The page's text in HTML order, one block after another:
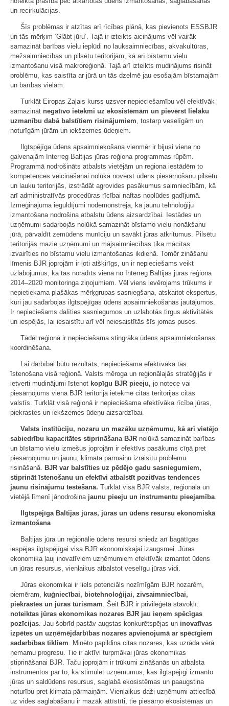
un recirkulācijas.
Šīs problēmas ir atzītas arī rīcības plānā, kas pievienots ESSBJR
un tās mērķim ‘Glābt jūru’. Tajā ir izteikts aicinājums vēl vairāk
samazināt barības vielu ieplūdi no lauksaimniecības, akvakultūras,
mežsaimniecības un pilsētu teritorijām, kā arī bīstamu vielu
izmantošanu visā makroreģionā. Tajā arī izteikts mudinājums risināt
problēmu, kas saistīta ar jūrā un tās dzelmē jau esošajām bīstamajām
un barības vielām.
Turklāt Eiropas Zaļais kurss uzsver nepieciešamību vēl efektīvāk
samazināt negatīvo ietekmi uz ekosistēmām un pievērst lielāku
uzmanību dabā balstītiem risinājumiem, tostarp veselīgām un
noturīgām jūrām un iekšzemes ūdeņiem.
Ilgtspējīga ūdens apsaimniekošana vienmēr ir bijusi viena no
galvenajām Interreg Baltijas jūras reģiona programmas rūpēm.
Programmā nodrošināts atbalsts vietējām un reģiona iestādēm to
kompetences veicināšanai nolūkā novērst ūdens piesārņošanu pilsētu
un lauku teritorijās, izstrādāt agrovides pasākumus saimniecībām, kā
arī administratīvās procedūras rīcībai naftas noplūdes gadījumā.
Izmēģinājuma ieguldījumi nodemonstrēja, kā jaunu tehnoloģiju
izmantošana nodrošina atbalstu ūdens aizsardzībai. Iestādes un
uzņēmumi sadarbojās nolūkā samazināt bīstamo vielu nonākšanu
jūrā, pārvaldīt zemūdens munīciju un savākt jūras atkritumus. Pilsētu
teritorijās mazie uzņēmumi un mājsaimniecības tika mācītas
izvairīties no bīstamu vielu izmantošanas ikdienā. Tomēr zināšanu
līmenis BJR joprojām ir ļoti atšķirīgs, un ir nepieciešams veikt
uzlabojumus, kā tas norādīts vienā no Interreg Baltijas jūras reģiona
2014–2020 monitoringa ziņojumiem. Vēl viens ievērojams trūkums ir
nepietiekama plašākas mērķgrupas sasniegšana, atskaitot ekspertus,
kuri jau sadarbojas ilgtspējīgas ūdens apsaimniekošanas jautājumos.
Ir nepieciešams dalīties sasniegumos un uzlabotās tirgus aktivitātēs
un iespējās, lai iesaistītu arī vēl neiesaistītās šīs jomas puses.
Tādēļ reģionā ir nepieciešama stingrāka ūdens apsaimniekošanas
koordinēšana.
Lai darbībai būtu rezultāts, nepieciešama efektīvāka tās
īstenošana visā reģionā. Valsts mēroga un reģionālajās stratēģijās ir
ietverti mudinājumi īstenot kopīgu BJR pieeju, jo notece vai
piesārņojums vienā BJR teritorijā ietekmē citas teritorijas citās
valstīs. Turklāt visā reģionā ir nepieciešama efektīvāka rīcība jūras,
piekrastes un iekšzemes ūdeņu aizsardzībai.
Valsts institūciju, nozaru un mazāku uzņēmumu, kā arī vietējo
sabiedrību kapacitātes stiprināšana BJR nolūkā samazināt barības
un bīstamo vielu izmešus joprojām ir efektīvs pasākums cīņā pret
piesārņojumu un jaunu, klimata pārmaiņu izraisītu problēmu
risināšanā. BJR var balstīties uz pēdējo gadu sasniegumiem,
stiprināt īstenošanu un efektīvi atbalstīt pozitīvas tendences
jaunu risinājumu testēšanā. Turklāt visā BJR valsts, reģionālā un
vietējā līmenī jānodrošina jaunu pieeju un instrumentu pieejamība.
Ilgtspējīga Baltijas jūras, jūras un ūdens resursu ekonomiskā
izmantošana
Baltijas jūra un reģionālie ūdens resursi sniedz arī bagātīgas
iespējas ilgtspējīgai visa BJR ekonomiskajai izaugsmei. Jūras
ekonomika ļauj inovatīviem uzņēmumiem efektīvāk izmantot ūdens
un jūras resursus, vienlaikus atbalstot veselīgu jūras vidi.
Jūras ekonomikai ir liels potenciāls nozīmīgām BJR nozarēm,
piemēram, kuģniecībai, biotehnoloģijai, zivsaimniecībai,
piekrastes un jūras tūrismam. Šeit BJR ir privileģētā stāvoklī:
noteiktas jūras ekonomikas nozares BJR jau ieņem spēcīgas
pozīcijas. Jau šobrīd pastāv augstas konkurētspējas un inovatīvas
izpētes un uzņēmējdarbības nozares apvienojumā ar spēcīgiem
sadarbības tīkliem. Minēto papildina citas nozares, kas uzrāda vērā
ņemamu progresu. Tie ir aktīvi turpmākai jūras ekonomikas
stiprināšanai BJR. Taču joprojām ir trūkumi zināšanās un atbalsta
instrumentos par to, kā stimulēt uzņēmumus, kas ilgtspējīgi izmanto
jūras un saldūdens resursus, saglabā ekosistēmas un paaugstina
noturību pret klimata pārmaiņām. Vienlaikus daži uzņēmumi attiecībā
uz vides saglabāšanu ir mazāk attīstīti, tie piesārņo ekosistēmas un